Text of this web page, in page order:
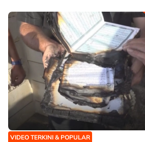
VIDEO TERKINI & POPULAR